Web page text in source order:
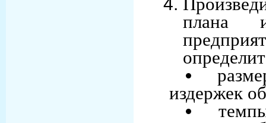
плана
издержек